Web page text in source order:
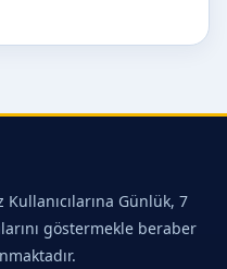
Günlük, 7
göstermekle beraber